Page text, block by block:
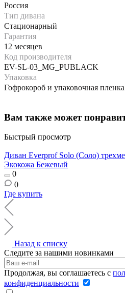
Россия
Тип дивана
Стационарный
Гарантия
12 месяцев
Код производителя
EV-SL-03_MG_PUBLACK
Упаковка
Гофрокороб и упаковочная пленка
Вам также может
Быстрый просмотр
Диван Everprof Solo (Соло)
Экокожа Бежевый
0
0
Где купить
Назад к списку
Следите за нашими новинками
Продолжая, вы соглашаетесь с
конфиденциальности